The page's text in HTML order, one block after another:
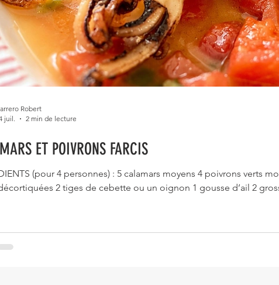
ET POIVRONS FARCIS
(pour 4 personnes) : 5 calamars moyens 4 poivrons verts
2 tiges de cebette ou un oignon 1 gousse d’ail 2
Robert
juil.
2 min de lecture